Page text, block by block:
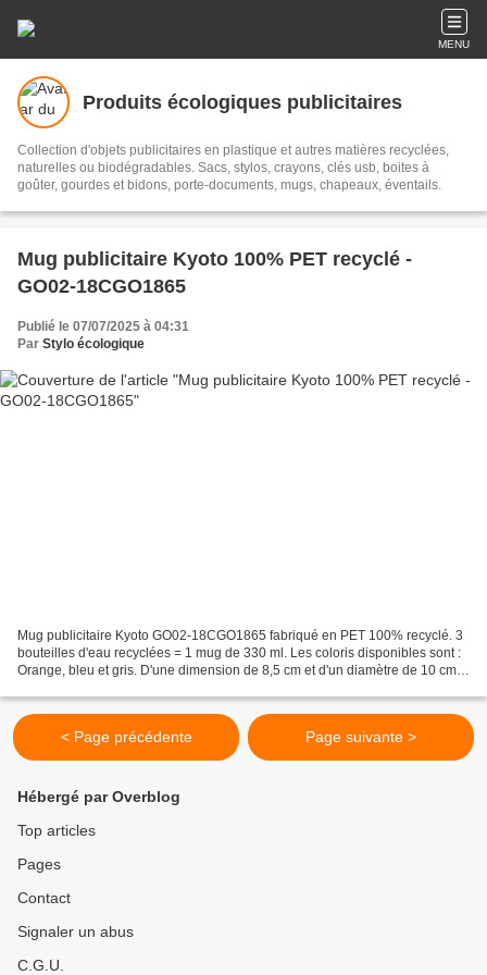
MENU
Produits écologiques publicitaires
Collection d'objets publicitaires en plastique et autres matières recyclées,
naturelles ou biodégradables. Sacs, stylos, crayons, clés usb, boites à
goûter, gourdes et bidons, porte-documents, mugs, chapeaux, éventails.
Mug publicitaire Kyoto 100% PET recyclé -
GO02-18CGO1865
Publié le 07/07/2025 à 04:31
Par Stylo écologique
Mug publicitaire Kyoto GO02-18CGO1865 fabriqué en PET 100% recyclé. 3
bouteilles d'eau recyclées = 1 mug de 330 ml. Les coloris disponibles sont :
Orange, bleu et gris. D'une dimension de 8,5 cm et d'un diamètre de 10 cm,
< Page précédente Page suivante >
Hébergé par Overblog
Top articles
Pages
Contact
Signaler un abus
C.G.U.